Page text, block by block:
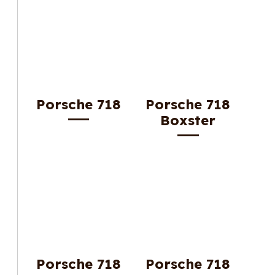
Porsche 718
Porsche 718
Boxster
Porsche 718
Porsche 718